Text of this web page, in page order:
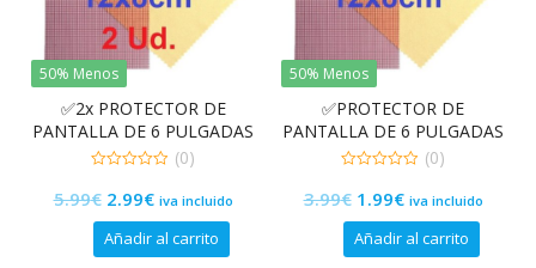
50% Menos
✅2x PROTECTOR DE
PANTALLA DE 6 PULGADAS
UNIVERSAL EN PLASTICO
de
5
(0)
5.99€ El
precio
original
2.99€El
precio
actual
iva incluido
Añadir al carrito
50% Menos
✅PROTECTOR DE
PANTALLA DE 6 PULGADAS
UNIVERSAL EN PLASTICO
de
5
(0)
3.99€ El
precio
original
1.99€El
precio
actual
iva incluido
Añadir al carrito